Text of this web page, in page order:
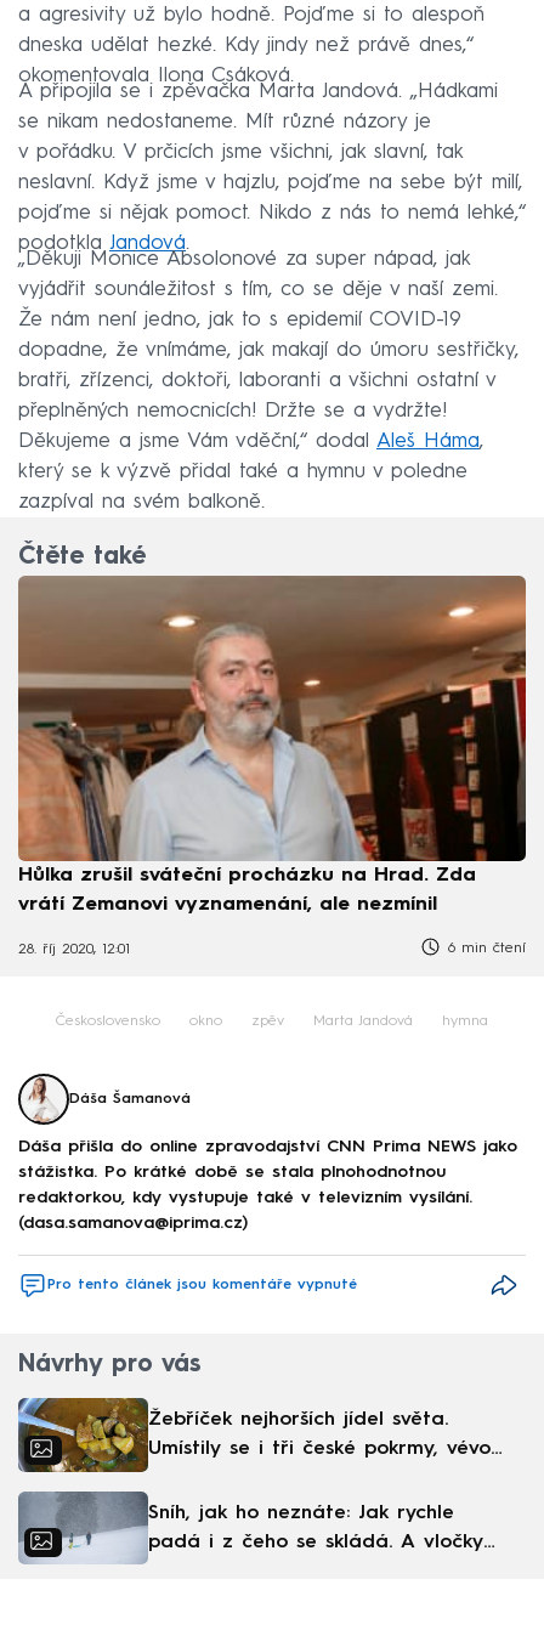
a agresivity už bylo hodně. Pojďme si to alespoň
dneska udělat hezké. Kdy jindy než právě dnes,“
okomentovala Ilona Csáková.
A připojila se i zpěvačka Marta Jandová. „Hádkami
se nikam nedostaneme. Mít různé názory je
v pořádku. V prčicích jsme všichni, jak slavní, tak
neslavní. Když jsme v hajzlu, pojďme na sebe být milí,
pojďme si nějak pomoct. Nikdo z nás to nemá lehké,“
podotkla Jandová.
„Děkuji Monice Absolonové za super nápad, jak
vyjádřit sounáležitost s tím, co se děje v naší zemi.
Že nám není jedno, jak to s epidemií COVID-19
dopadne, že vnímáme, jak makají do úmoru sestřičky,
bratři, zřízenci, doktoři, laboranti a všichni ostatní v
přeplněných nemocnicích! Držte se a vydržte!
Děkujeme a jsme Vám vděční,“ dodal Aleš Háma,
který se k výzvě přidal také a hymnu v poledne
zazpíval na svém balkoně.
Čtěte také
Hůlka zrušil sváteční procházku na Hrad. Zda
vrátí Zemanovi vyznamenání, ale nezmínil
28. říj 2020, 12:01 6 min čtení
Československo okno zpěv Marta Jandová hymna
Dáša Šamanová
Dáša přišla do online zpravodajství CNN Prima NEWS jako
stážistka. Po krátké době se stala plnohodnotnou
redaktorkou, kdy vystupuje také v televizním vysílání.
(dasa.samanova@iprima.cz)
Pro tento článek jsou komentáře vypnuté
Návrhy pro vás
Žebříček nejhorších jídel světa.
Umístily se i tři české pokrmy, vévodí
Sníh, jak ho neznáte: Jak rychle
padá i z čeho se skládá. A vločky